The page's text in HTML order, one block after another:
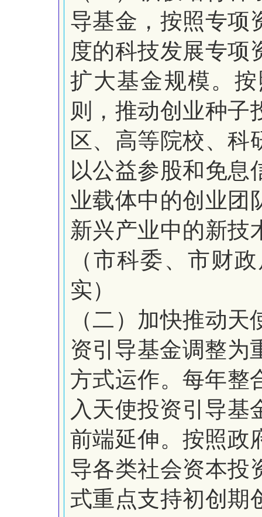
导基金，按照专项
度的科技发展专项
扩大基金规模。
则，推动创业种子
区、高等院校、科
以公益参股和免息
业载体中的创业团
新兴产业中的新技
（市科委、市财
实）
（二）加快推动
资引导基金调整为
方式运作。 每年整
入天使投资引导基
前端延伸。按照政
导各类社会资本投
式重点支持初创期